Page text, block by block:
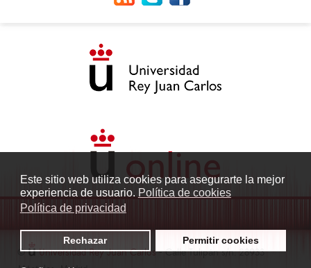
Este sitio web utiliza cookies para asegurarte la mejor
experiencia de usuario. Política de cookies
Política de privacidad
Rechazar Permitir cookies
© Universidad Rey Juan Carlos- Calle Tulipán s/n. 28933